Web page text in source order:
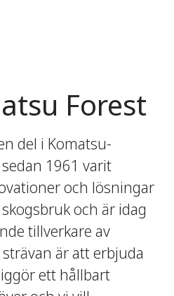
Forest
del i Komatsu-
1961 varit
och lösningar
och är idag
tillverkare av
är att erbjuda
ett hållbart